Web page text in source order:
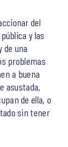
del
y las
de una
problemas
a buena
asustada,
de ella, o
sin tener